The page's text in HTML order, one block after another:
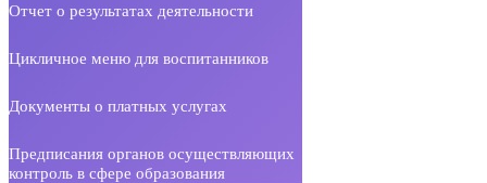
Отчет о результатах деятельности
Цикличное меню для воспитанников
Документы о платных услугах
Предписания органов осуществляющих
контроль в сфере образования